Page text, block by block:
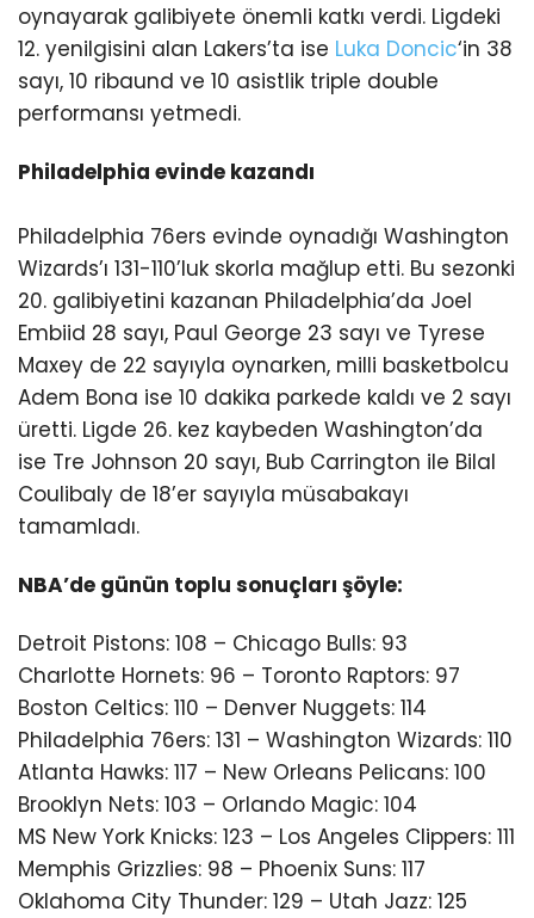
oynayarak galibiyete önemli katkı verdi. Ligdeki
12. yenilgisini alan Lakers’ta ise Luka Doncic‘in 38
sayı, 10 ribaund ve 10 asistlik triple double
performansı yetmedi.
Philadelphia evinde kazandı
Philadelphia 76ers evinde oynadığı Washington
Wizards’ı 131-110’luk skorla mağlup etti. Bu sezonki
20. galibiyetini kazanan Philadelphia’da Joel
Embiid 28 sayı, Paul George 23 sayı ve Tyrese
Maxey de 22 sayıyla oynarken, milli basketbolcu
Adem Bona ise 10 dakika parkede kaldı ve 2 sayı
üretti. Ligde 26. kez kaybeden Washington’da
ise Tre Johnson 20 sayı, Bub Carrington ile Bilal
Coulibaly de 18’er sayıyla müsabakayı
tamamladı.
NBA’de günün toplu sonuçları şöyle:
Detroit Pistons: 108 – Chicago Bulls: 93
Charlotte Hornets: 96 – Toronto Raptors: 97
Boston Celtics: 110 – Denver Nuggets: 114
Philadelphia 76ers: 131 – Washington Wizards: 110
Atlanta Hawks: 117 – New Orleans Pelicans: 100
Brooklyn Nets: 103 – Orlando Magic: 104
MS New York Knicks: 123 – Los Angeles Clippers: 111
Memphis Grizzlies: 98 – Phoenix Suns: 117
Oklahoma City Thunder: 129 – Utah Jazz: 125